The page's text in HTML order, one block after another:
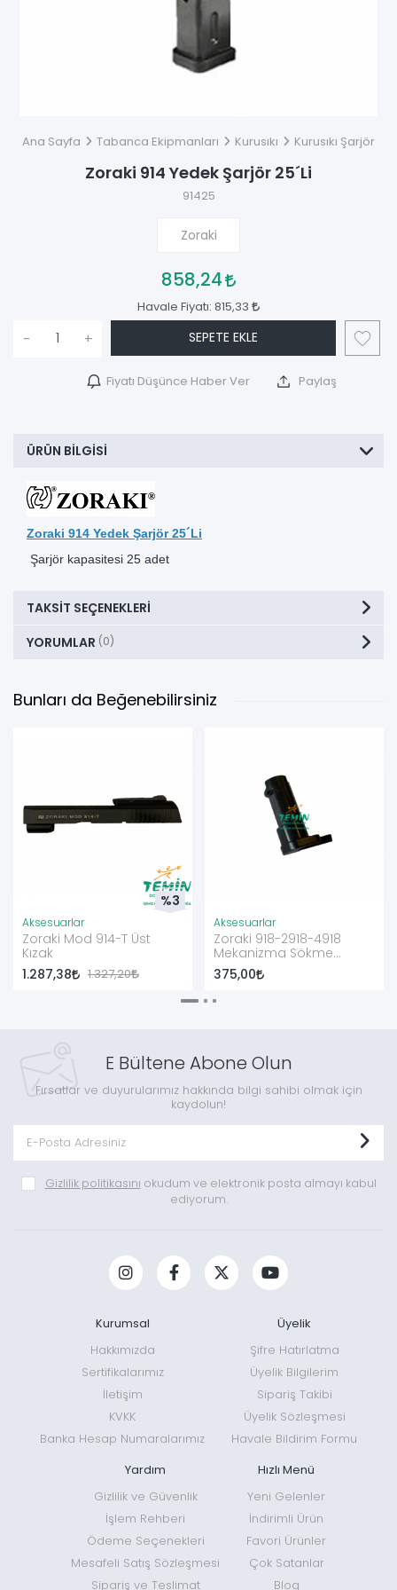
Ana Sayfa Tabanca Ekipmanları Kurusıkı Kurusıkı Şarjör
Zoraki 914 Yedek Şarjör 25´Li
91425
Zoraki
858,24
Havale Fiyatı: 815,33
- + SEPETE EKLE
Fiyatı Düşünce Haber Ver Paylaş
ÜRÜN BILGISI
Zoraki 914 Yedek Şarjör 25´Li
Şarjör kapasitesi 25 adet
TAKSIT SEÇENEKLERI
YORUMLAR (0)
Bunları da Beğenebilirsiniz
Aksesuarlar
Zoraki Mod 914-T Üst
Kızak
1.287,38
1.327,20
%3
Aksesuarlar
Zoraki 918-2918-4918
Mekanizma Sökme
Mandalı
375,00
E Bültene Abone Olun
Fırsatlar ve duyurularımız hakkında bilgi sahibi olmak için
kaydolun!
Gizlilik politikasını okudum ve elektronik posta almayı kabul
ediyorum.
Kurumsal
Hakkımızda
Sertifikalarımız
İletişim
KVKK
Banka Hesap Numaralarımız
Üyelik
Şifre Hatırlatma
Üyelik Bilgilerim
Sipariş Takibi
Üyelik Sözleşmesi
Havale Bildirim Formu
Yardım
Gizlilik ve Güvenlik
İşlem Rehberi
Ödeme Seçenekleri
Mesafeli Satış Sözleşmesi
Sipariş ve Teslimat
Hızlı Menü
Yeni Gelenler
İndirimli Ürün
Favori Ürünler
Çok Satanlar
Blog